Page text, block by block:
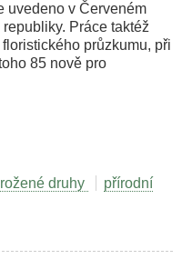
uvedeno v Červeném
Práce taktéž
průzkumu, při
85 nově pro
druhy
přírodní